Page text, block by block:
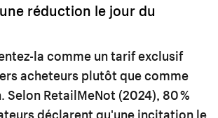
réduction le jour du
la comme un tarif exclusif
acheteurs plutôt que comme
Selon RetailMeNot (2024), 80 %
déclarent qu'une incitation le